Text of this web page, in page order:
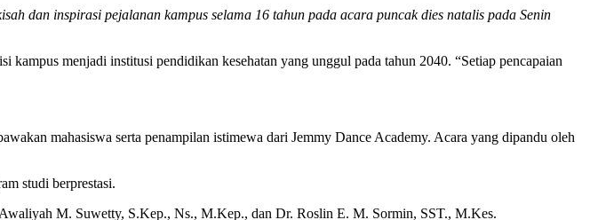
dan inspirasi pejalanan kampus selama 16 tahun pada acara puncak dies natalis pada Senin
menjadi institusi pendidikan kesehatan yang unggul pada tahun 2040. “Setiap pencapaian
mahasiswa serta penampilan istimewa dari Jemmy Dance Academy. Acara yang dipandu oleh
studi berprestasi.
M. Suwetty, S.Kep., Ns., M.Kep., dan Dr. Roslin E. M. Sormin, SST., M.Kes.